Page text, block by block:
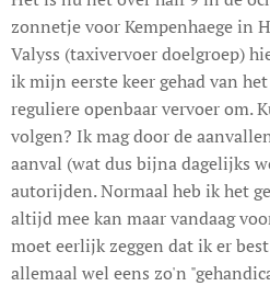
zonnetje voor Kempenhaege in
Valyss (taxivervoer doelgroep)
ik mijn eerste keer gehad van
reguliere openbaar vervoer om.
volgen? Ik mag door de
aanval (wat dus bijna dagelijks
autorijden. Normaal heb ik het
altijd mee kan maar vandaag
moet eerlijk zeggen dat ik er
allemaal wel eens zo'n